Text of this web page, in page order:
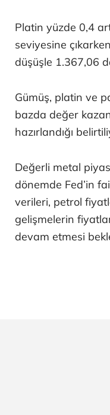
Platin yüzde 0,4
seviyesine
düşüşle 1.367,06
Gümüş, platin ve
bazda değer
hazırlandığı
Değerli metal
dönemde Fed’in
verileri, petrol
gelişmelerin
devam etmesi